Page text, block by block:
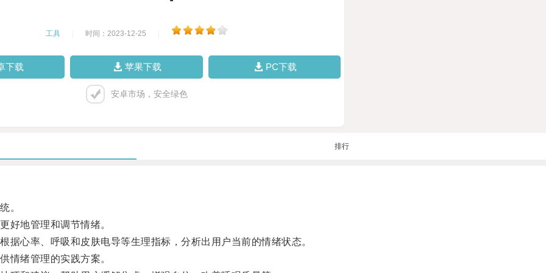
工具 时间：2023-12-25
下载 苹果下载 PC下载
安卓市场，安全绿色
排行
。
地管理和调节情绪。
率、呼吸和皮肤电导等生理指标，分析出用户当前的情绪状态。
绪管理的实践方案。